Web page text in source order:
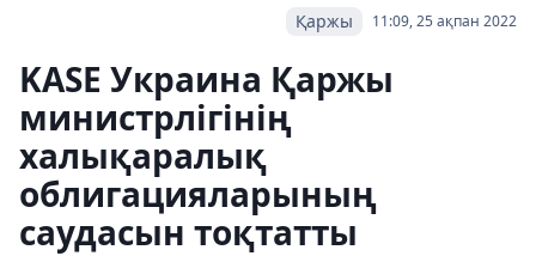
11:09, 25 ақпан 2022
Қаржы
KASE Украина Қаржы
министрлігінің
халықаралық
облигацияларының
саудасын тоқтатты